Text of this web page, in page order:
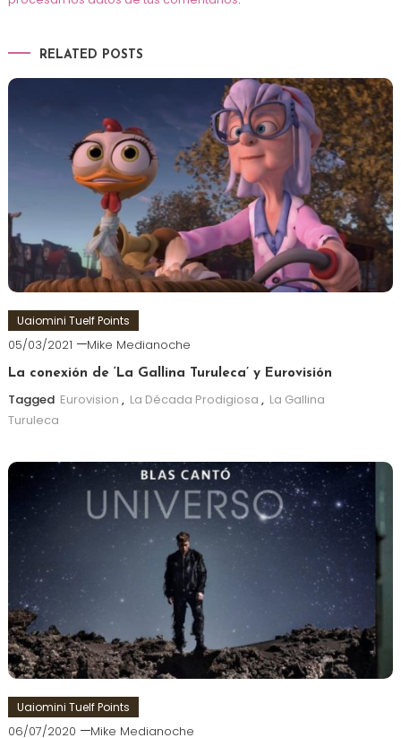
RELATED POSTS
Uaiomini Tuelf Points
05/03/2021 Mike Medianoche
La conexión de ‘La Gallina Turuleca’ y Eurovisión
Tagged Eurovision , La Década Prodigiosa , La Gallina
Turuleca
Uaiomini Tuelf Points
06/07/2020 Mike Medianoche